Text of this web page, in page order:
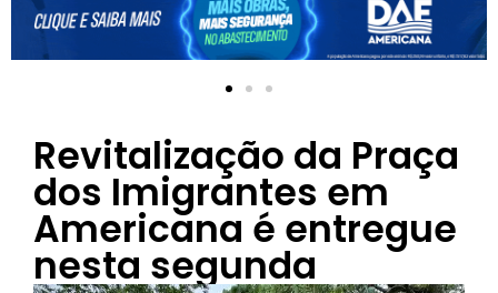
Revitalização da Praça
dos Imigrantes em
Americana é entregue
nesta segunda